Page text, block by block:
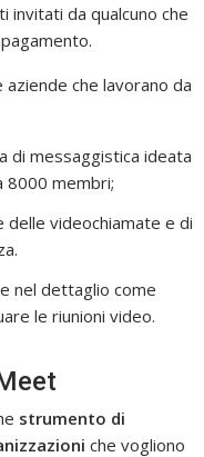
da qualcuno che
che lavorano da
di messaggistica ideata
8000 membri;
videochiamate e di
nel dettaglio come
le riunioni video.
strumento di
che vogliono